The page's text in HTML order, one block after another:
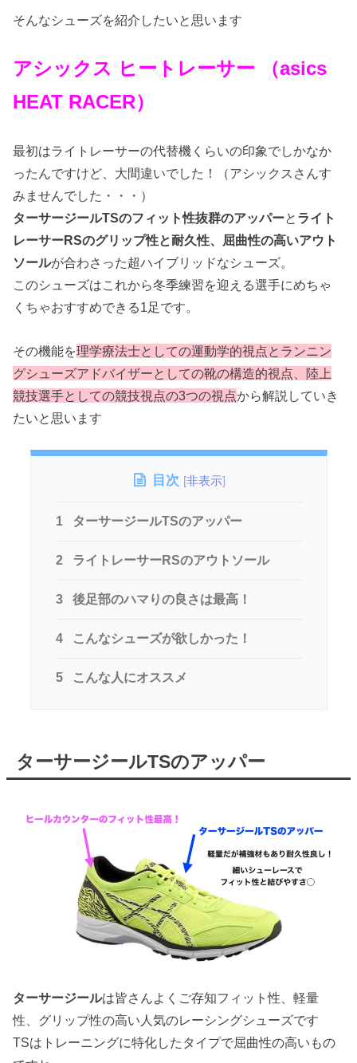
そんなシューズを紹介したいと思います
アシックス ヒートレーサー （asics
HEAT RACER）
最初はライトレーサーの代替機くらいの印象でしかなか
ったんですけど、大間違いでした！（アシックスさんす
みませんでした・・・）
ターサージールTSのフィット性抜群のアッパーと ライト
レーサーRSのグリップ性と耐久性、屈曲性の高いアウト
ソールが合わさった超ハイブリッドなシューズ。
このシューズはこれから冬季練習を迎える選手にめちゃ
くちゃおすすめできる1足です。
その機能を理学療法士としての運動学的視点とランニン
グシューズアドバイザーとしての靴の構造的視点、陸上
競技選手としての競技視点の3つの視点から解説していき
たいと思います
目次 [非表示]
1 ターサージールTSのアッパー
2 ライトレーサーRSのアウトソール
3 後足部のハマりの良さは最高！
4 こんなシューズが欲しかった！
5 こんな人にオススメ
ターサージールTSのアッパー
ターサージールは皆さんよくご存知フィット性、軽量
性、グリップ性の高い人気のレーシングシューズです
TSはトレーニングに特化したタイプで屈曲性の高いもの